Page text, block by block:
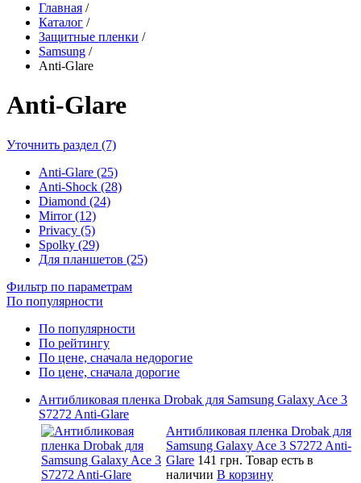
Главная /
Каталог /
Защитные пленки /
Samsung /
Anti-Glare
Anti-Glare
Уточнить раздел (7)
Anti-Glare (25)
Anti-Shock (28)
Diamond (24)
Mirror (12)
Privacy (5)
Spolky (29)
Для планшетов (25)
Фильтр по параметрам
По популярности
По популярности
По рейтингу
По цене, сначала недорогие
По цене, сначала дорогие
Антибликовая пленка Drobak для Samsung Galaxy Ace 3
S7272 Anti-Glare
Антибликовая пленка Drobak для
Samsung Galaxy Ace 3 S7272 Anti-
Glare 141 грн. Товар есть в
наличии В корзину